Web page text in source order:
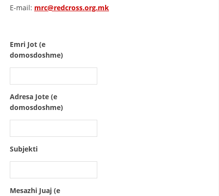
HISTORIA E KRYQIT TË KUQ
STATUTI I KRYQIT TË KUQ
ORGANIZIMI DHE ZHVILLIMI
E-mail: mrc@redcross.org.mk
Emri Jot (e
domosdoshme)
Adresa Jote (e
domosdoshme)
Subjekti
Mesazhi Juaj (e